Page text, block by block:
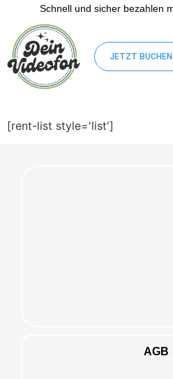
Schnell und sicher bezahlen
JETZT BUCHEN
[rent-list style='list']
AGB